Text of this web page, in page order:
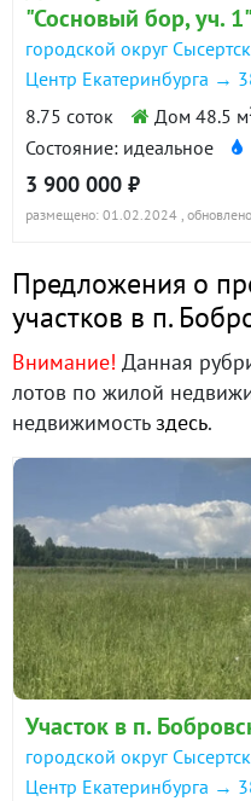
"Сосновый бор, уч. 1"
городской округ
Центр Екатеринбурга →
8.75 соток
Дом 48.5 м
Состояние: идеальное
3 900 000 ₽
размещено: 01.02.2024 ,
Предложения о
участков в п.
Внимание! Данная
лотов по жилой
недвижимостьздесь.
Участок в п.
городской округ
Центр Екатеринбурга →